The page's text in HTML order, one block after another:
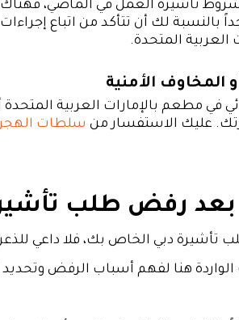
تأشيرة العمل في الماضي،
بالنسبة لك أن تتأكد من اتباع
العربية المتحدة.
المخاوف الأمنية
في مطعم بالإمارات العربية المتحدة
عليك الاستفسار من سلطات الهجرة
بعد رفض طلب
تأشيرة دبي الخاص بك، فلا داعي
الواردة هنا لفهم أسباب الرفض وتحديد